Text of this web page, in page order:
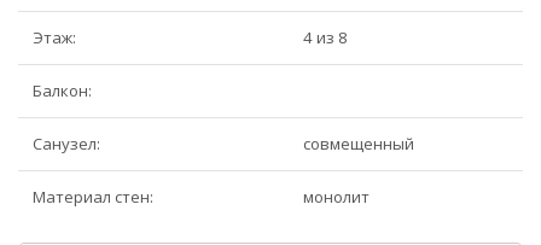
Этаж: 4 из 8
Балкон:
Санузел: совмещенный
Материал стен: монолит